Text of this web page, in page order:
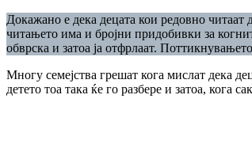
Докажано е дека децата кои редовно
читањето има и бројни придобивки за
обврска и затоа ја отфрлаат.
Многу семејства грешат кога мислат дека
детето тоа така ќе го разбере и затоа, кога